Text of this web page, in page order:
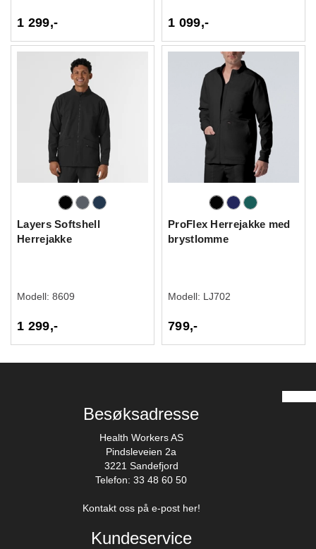
1 299,- 1 099,-
Layers Softshell
Herrejakke
Modell: 8609
1 299,-
ProFlex Herrejakke med
brystlomme
Modell: LJ702
799,-
Besøksadresse
Health Workers AS
Pindsleveien 2a
3221 Sandefjord
Telefon: 33 48 60 50
Kontakt oss på e-post her!
Kundeservice